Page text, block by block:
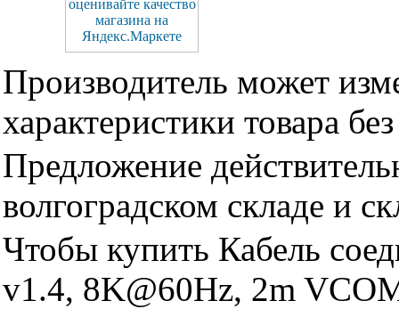
Производитель может
характеристики товара
Предложение
волгоградском складе и
Чтобы купить Кабель
v1.4, 8K@60Hz, 2m